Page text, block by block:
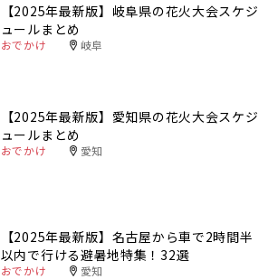
【2025年最新版】岐阜県の花火大会スケジ
ュールまとめ
おでかけ 岐阜
【2025年最新版】愛知県の花火大会スケジ
ュールまとめ
おでかけ 愛知
【2025年最新版】名古屋から車で2時間半
以内で行ける避暑地特集！32選
おでかけ 愛知